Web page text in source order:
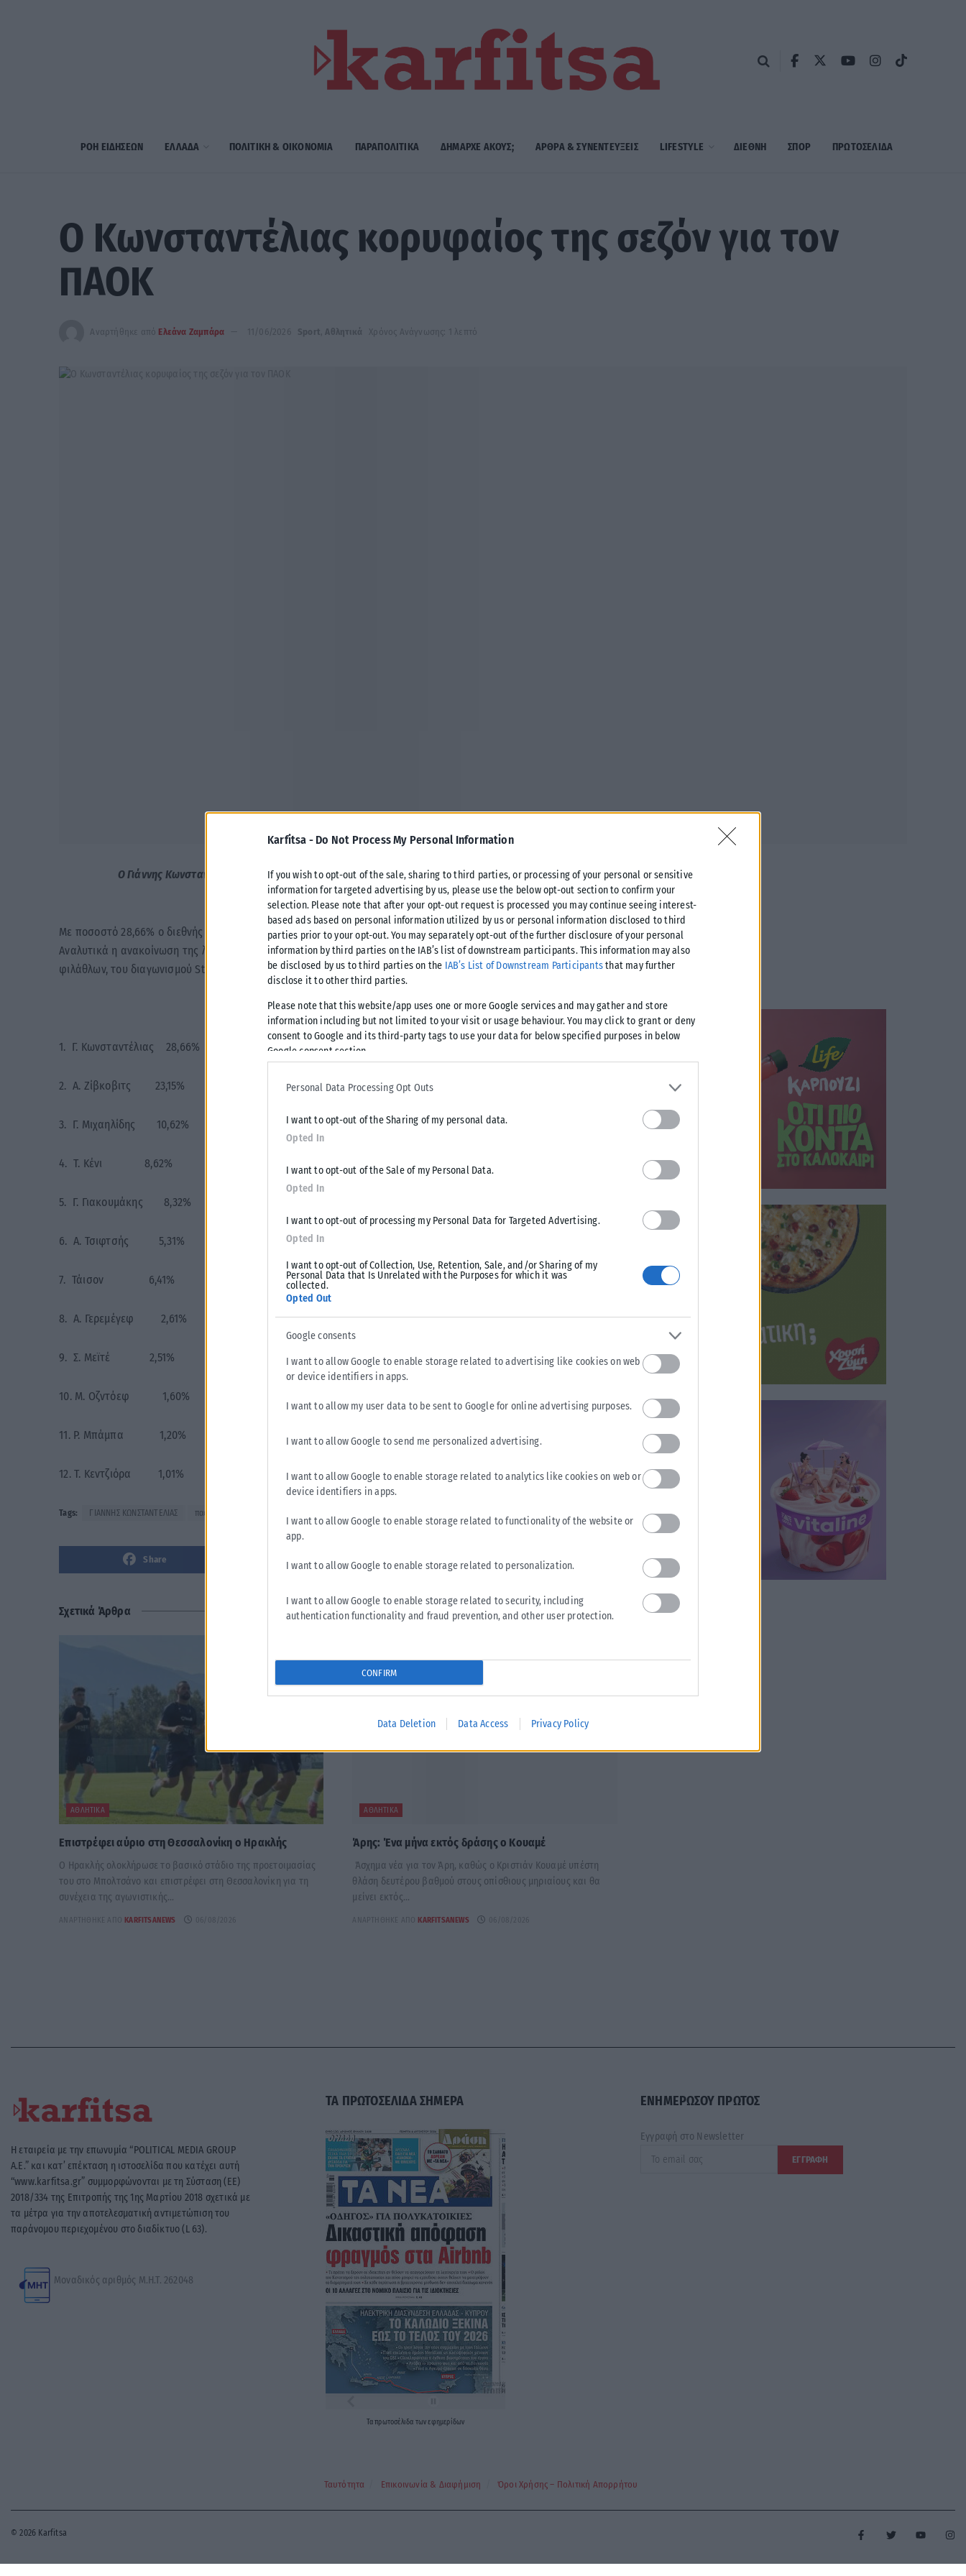
Karfitsa - Do Not Process My Personal Information
If you wish to opt-out of the sale, sharing to third parties, or processing of your personal or sensitive
information for targeted advertising by us, please use the below opt-out section to confirm your
selection. Please note that after your opt-out request is processed you may continue seeing interest-
based ads based on personal information utilized by us or personal information disclosed to third
parties prior to your opt-out. You may separately opt-out of the further disclosure of your personal
information by third parties on the IAB’s list of downstream participants. This information may also
be disclosed by us to third parties on the IAB’s List of Downstream Participantsthat may further
disclose it to other third parties.
Please note that this website/app uses one or more Google services and may gather and store
information including but not limited to your visit or usage behaviour. You may click to grant or deny
consent to Google and its third-party tags to use your data for below specified purposes in below
Google consent section.
Personal Data Processing Opt Outs
I want to opt-out of the Sharing of my personal data.
Opted In
I want to opt-out of the Sale of my Personal Data.
Opted In
I want to opt-out of processing my Personal Data for Targeted Advertising.
Opted In
I want to opt-out of Collection, Use, Retention, Sale, and/or Sharing of my
Personal Data that Is Unrelated with the Purposes for which it was
collected.
Opted Out
Google consents
I want to allow Google to enable storage related to advertising like cookies on web
or device identifiers in apps.
I want to allow my user data to be sent to Google for online advertising purposes.
I want to allow Google to send me personalized advertising.
I want to allow Google to enable storage related to analytics like cookies on web or
device identifiers in apps.
I want to allow Google to enable storage related to functionality of the website or
app.
I want to allow Google to enable storage related to personalization.
I want to allow Google to enable storage related to security, including
authentication functionality and fraud prevention, and other user protection.
CONFIRM
Data Deletion Data Access Privacy Policy
ΡΟΗ ΕΙΔΗΣΕΩΝ ΕΛΛΑΔΑ ΠΟΛΙΤΙΚΗ & ΟΙΚΟΝΟΜΙΑ ΠΑΡΑΠΟΛΙΤΙΚΑ ΔΗΜΑΡΧE ΑΚΟΥΣ; ΑΡΘΡΑ & ΣΥΝΕΝΤΕΥΞΕΙΣ LIFESTYLE ΔΙΕΘΝΗ ΣΠΟΡ ΠΡΩΤΟΣΈΛΙΔΑ
Ο Κωνσταντέλιας κορυφαίος της σεζόν για τον
ΠΑΟΚ
Αναρτήθηκε από Ελεάνα Ζαμπάρα 11/06/2026 Sport Αθλητικά Χρόνος Ανάγνωσης: 1 λεπτό
O Γιάννης Κωνσταντέλιας αναδείχθηκε κορυφαίος παίκτης της σεζόν στον ΠΑΟΚ, όπως προέκυψε από τη
ψηφοφορία των φιλάθλων στην ιστοσελίδα της Super League.
Με ποσοστό 28,66% ο διεθνής επιθετικός αναδείχθηκε πρώτος και ακολούθησε ο Αντρια Ζίβκοβιτς με 23,15%.
Αναλυτικά η ανακοίνωση της λίγκας: «Η Super League ανακοινώνει τα αποτελέσματα, μετά από ψηφοφορία των
φιλάθλων, του διαγωνισμού Stoiximan Player Of The Club του ΠΑΟΚ:
1. Γ. Κωνσταντέλιας 28,66%
2. Α. Ζίβκοβιτς 23,15%
3. Γ. Μιχαηλίδης 10,62%
4. Τ. Κένι 8,62%
5. Γ. Γιακουμάκης 8,32%
6. Α. Τσιφτσής 5,31%
7. Τάισον 6,41%
8. Α. Γερεμέγεφ 2,61%
9. Σ. Μεϊτέ 2,51%
10. Μ. Οζντόεφ 1,60%
11. Ρ. Μπάμπα 1,20%
12. Τ. Κεντζιόρα 1,01%
Tags: ΓΙΑΝΝΗΣ ΚΩΝΣΤΑΝΤΕΛΙΑΣ παοκ
Share Tweet
Σχετικά Άρθρα
ΑΘΛΗΤΙΚΆ
Επιστρέφει αύριο στη Θεσσαλονίκη ο Ηρακλής
Ο Ηρακλής ολοκλήρωσε το βασικό στάδιο της προετοιμασίας
του στο Μπολτσάνο και επιστρέφει στη Θεσσαλονίκη για τη
συνέχεια της αγωνιστικής...
KARFITSANEWS 06/08/2026
ΑΘΛΗΤΙΚΆ
Άρης: Ένα μήνα εκτός δράσης ο Κουαμέ
Άσχημα νέα για τον Άρη, καθώς ο Κριστιάν Κουαμέ υπέστη
θλάση δευτέρου βαθμού στους οπίσθιους μηριαίους και θα
μείνει εκτός...
KARFITSANEWS 06/08/2026
Η εταιρεία με την επωνυμία “POLITICAL MEDIA GROUP
A.E.” και κατ’ επέκταση η ιστοσελίδα που κατέχει αυτή
“www.karfitsa.gr” συμμορφώνονται με τη Σύσταση (ΕΕ)
2018/334 της Επιτροπής της 1ης Μαρτίου 2018 σχετικά με
τα μέτρα για την αποτελεσματική αντιμετώπιση του
παράνομου περιεχομένου στο διαδίκτυο (L 63).
Μοναδικός αριθμός Μ.Η.Τ. 262048
ΤΑ ΠΡΩΤΟΣΕΛΙΔΑ ΣΗΜΕΡΑ
Ταπρωτοσέλιδα τωνεφημερίδων
ΕΝΗΜΕΡΩΣΟΥ ΠΡΩΤΟΣ
Εγγραφή στο Newsletter
Ταυτότητα Επικοινωνία & Διαφήμιση Όροι Χρήσης – Πολιτική Απορρήτου
© 2026 Karfitsa